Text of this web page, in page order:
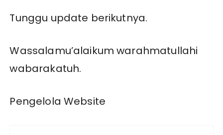
Tunggu update berikutnya.
Wassalamu’alaikum warahmatullahi
wabarakatuh.
Pengelola Website